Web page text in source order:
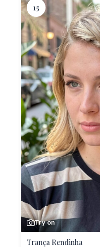
15
Try on
Trança Rendinha